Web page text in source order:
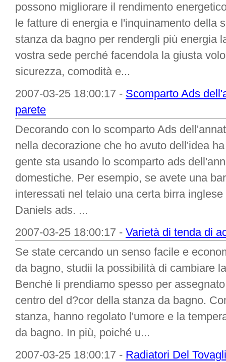
possono migliorare il rendimento
le fatture di energia e l'inquinamento della
stanza da bagno per rendergli più energia
vostra sede perché facendola la giusta
sicurezza, comodità e...
2007-03-25 18:00:17 - Scomparto Ads
parete
Decorando con lo scomparto Ads
nella decorazione che ho avuto dell'idea
gente sta usando lo scomparto ads
domestiche. Per esempio, se avete una
interessati nel telaio una certa birra
Daniels ads. ...
2007-03-25 18:00:17 - Varietà di tenda di
Se state cercando un senso facile e
da bagno, studii la possibilità di cambiare
Benchè li prendiamo spesso per
centro del d?cor della stanza da bagno.
stanza, hanno regolato l'umore e la
da bagno. In più, poiché u...
2007-03-25 18:00:17 - Radiatori Del